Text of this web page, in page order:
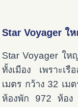
Star Voyager ใ
Star Voyager ให
ทั้งเมือง เพราะเ
เมตร กว้าง 32 เ
ห้องพัก 972 ห้อง